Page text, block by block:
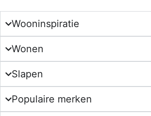
Wooninspiratie
Wonen
Slapen
Populaire merken